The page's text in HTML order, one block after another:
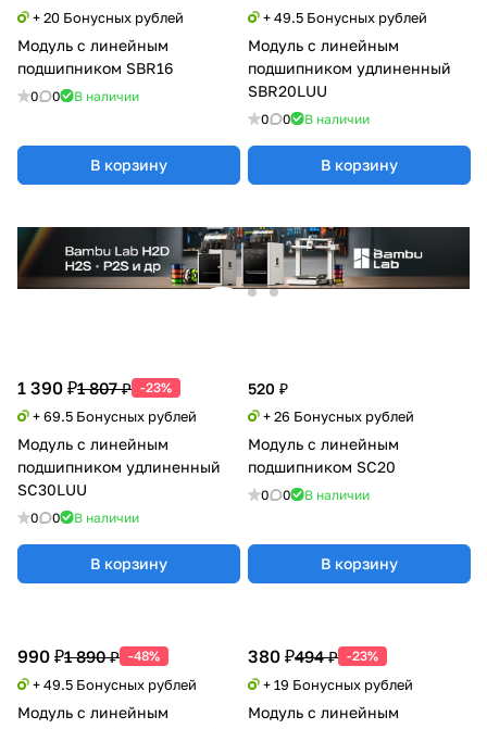
+ 20 Бонусных рублей
Модуль с линейным
подшипником SBR16
0 0 В наличии
В корзину
+ 49.5 Бонусных рублей
Модуль с линейным
подшипником удлиненный
SBR20LUU
0 0 В наличии
В корзину
1 390 ₽1 807 ₽ -23%
+ 69.5 Бонусных рублей
Модуль с линейным
подшипником удлиненный
SC30LUU
0 0 В наличии
В корзину
520 ₽
+ 26 Бонусных рублей
Модуль с линейным
подшипником SC20
0 0 В наличии
В корзину
990 ₽1 890 ₽ -48%
+ 49.5 Бонусных рублей
Модуль с линейным
380 ₽494 ₽ -23%
+ 19 Бонусных рублей
Модуль с линейным